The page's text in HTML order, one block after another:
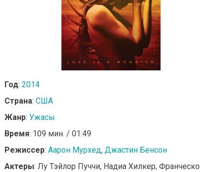
Год: 2014
Страна: США
Жанр: Ужасы
Время: 109 мин. / 01:49
Режиссер: Аарон Мурхед, Джастин Бенсон
Актеры: Лу Тэйлор Пуччи, Надиа Хилкер, Франческо